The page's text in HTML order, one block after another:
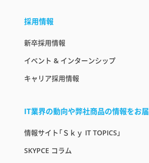
採用情報
新卒採用情報
イベント & インターンシップ
キャリア採用情報
IT業界の動向や弊社商品の情報をお
情報サイト「Ｓｋｙ IT TOPICS」
SKYPCE コラム